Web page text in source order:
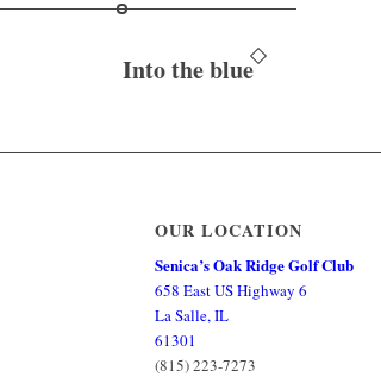
Into the blue
OUR LOCATION
Senica’s Oak Ridge Golf Club
658 East US Highway 6
La Salle, IL
61301
(815) 223-7273